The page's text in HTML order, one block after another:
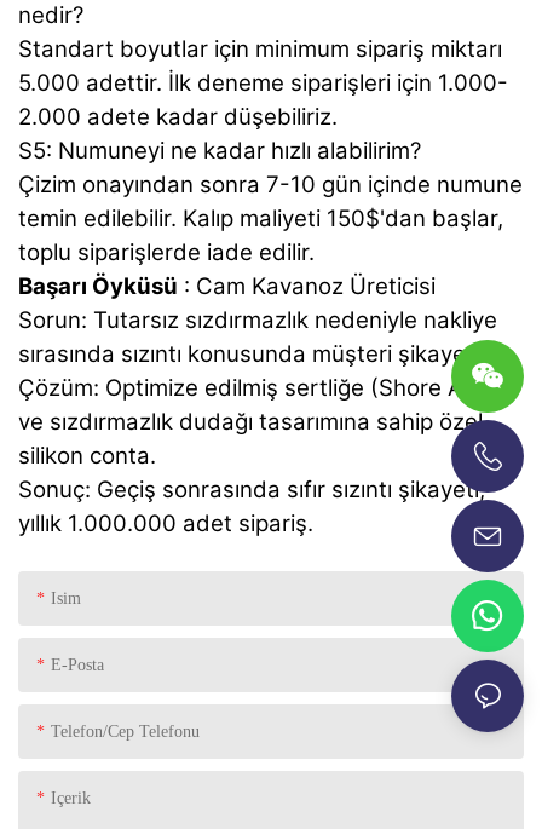
nedir?
Standart boyutlar için minimum sipariş miktarı
5.000 adettir. İlk deneme siparişleri için 1.000-
2.000 adete kadar düşebiliriz.
S5: Numuneyi ne kadar hızlı alabilirim?
Çizim onayından sonra 7-10 gün içinde numune
temin edilebilir. Kalıp maliyeti 150$'dan başlar,
toplu siparişlerde iade edilir.
Başarı Öyküsü : Cam Kavanoz Üreticisi
Sorun: Tutarsız sızdırmazlık nedeniyle nakliye
sırasında sızıntı konusunda müşteri şikayetleri.
Çözüm: Optimize edilmiş sertliğe (Shore A40)
ve sızdırmazlık dudağı tasarımına sahip özel
silikon conta.
Sonuç: Geçiş sonrasında sıfır sızıntı şikayeti,
yıllık 1.000.000 adet sipariş.
Isim
E-Posta
Telefon/Cep Telefonu
Içerik